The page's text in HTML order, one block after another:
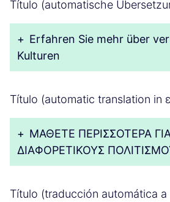
Título (automatische
+ Erfahren Sie mehr über
Kulturen
Título (automatic translation in
+ ΜΑΘΕΤΕ ΠΕΡΙΣΣΟΤΕΡΑ
ΔΙΑΦΟΡΕΤΙΚΟΥΣ
Título (traducción automática a